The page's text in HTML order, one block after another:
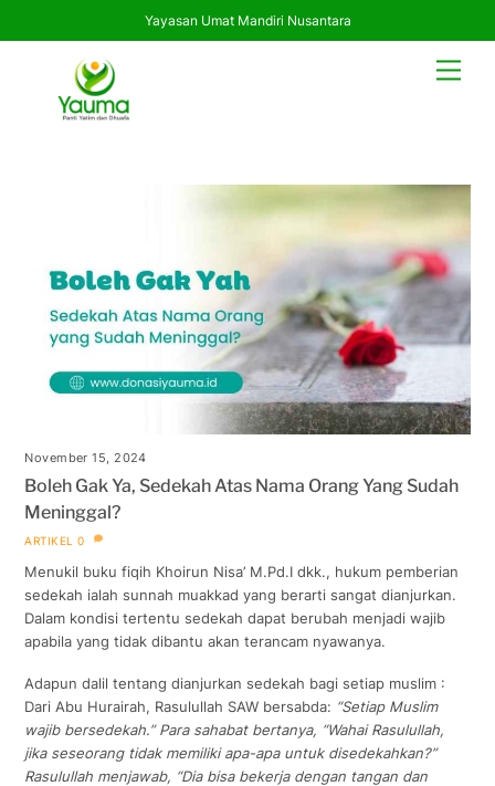
Yayasan Umat Mandiri Nusantara
November 15, 2024
Boleh Gak Ya, Sedekah Atas Nama Orang Yang Sudah
Meninggal?
ARTIKEL 0
Menukil buku fiqih Khoirun Nisa’ M.Pd.I dkk., hukum pemberian
sedekah ialah sunnah muakkad yang berarti sangat dianjurkan.
Dalam kondisi tertentu sedekah dapat berubah menjadi wajib
apabila yang tidak dibantu akan terancam nyawanya.
Adapun dalil tentang dianjurkan sedekah bagi setiap muslim :
Dari Abu Hurairah, Rasulullah SAW bersabda: “Setiap Muslim
wajib bersedekah.” Para sahabat bertanya, “Wahai Rasulullah,
jika seseorang tidak memiliki apa-apa untuk disedekahkan?”
Rasulullah menjawab, “Dia bisa bekerja dengan tangan dan